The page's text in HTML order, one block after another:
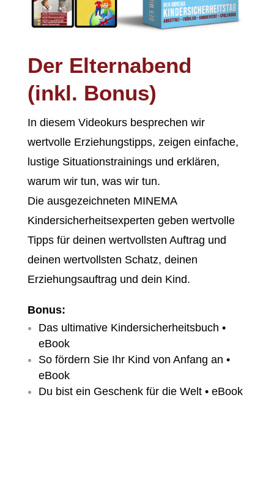
Der Elternabend
(inkl. Bonus)
In diesem Videokurs besprechen wir
wertvolle Erziehungstipps, zeigen einfache,
lustige Situationstrainings und erklären,
warum wir tun, was wir tun.
Die ausgezeichneten MINEMA
Kindersicherheitsexperten geben wertvolle
Tipps für deinen wertvollsten Auftrag und
deinen wertvollsten Schatz, deinen
Erziehungsauftrag und dein Kind.
Bonus:
Das ultimative Kindersicherheitsbuch •
eBook
So fördern Sie Ihr Kind von Anfang an •
eBook
Du bist ein Geschenk für die Welt • eBook